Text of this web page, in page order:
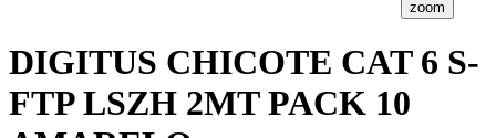
zoom
DIGITUS CHICOTE CAT 6 S-
FTP LSZH 2MT PACK 10